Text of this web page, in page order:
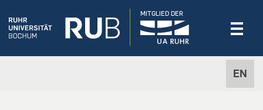
EN
MITGLIED DER